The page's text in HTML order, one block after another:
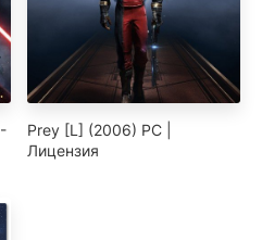
Prey [L] (2006) PC |
Лицензия